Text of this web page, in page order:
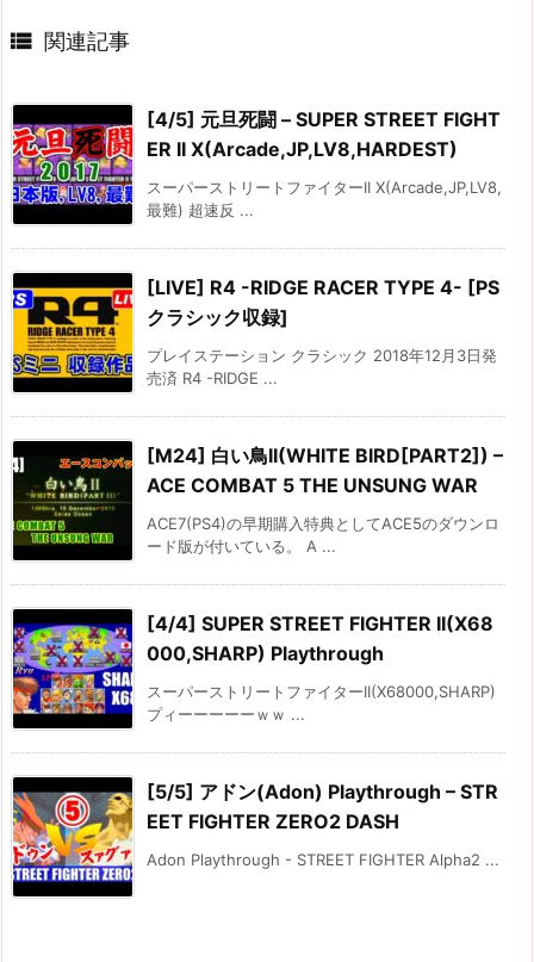
 関連記事
[4/5] 元旦死闘 – SUPER STREET FIGHT
ER II X(Arcade,JP,LV8,HARDEST)
スーパーストリートファイターII X(Arcade,JP,LV8,
最難) 超速反 ...
[LIVE] R4 -RIDGE RACER TYPE 4- [PS
クラシック収録]
プレイステーション クラシック 2018年12月3日発
売済 R4 -RIDGE ...
[M24] 白い鳥II(WHITE BIRD[PART2]) –
ACE COMBAT 5 THE UNSUNG WAR
ACE7(PS4)の早期購入特典としてACE5のダウンロ
ード版が付いている。 A ...
[4/4] SUPER STREET FIGHTER II(X68
000,SHARP) Playthrough
スーパーストリートファイターII(X68000,SHARP)
プィーーーーーｗｗ ...
[5/5] アドン(Adon) Playthrough – STR
EET FIGHTER ZERO2 DASH
Adon Playthrough - STREET FIGHTER Alpha2 ...